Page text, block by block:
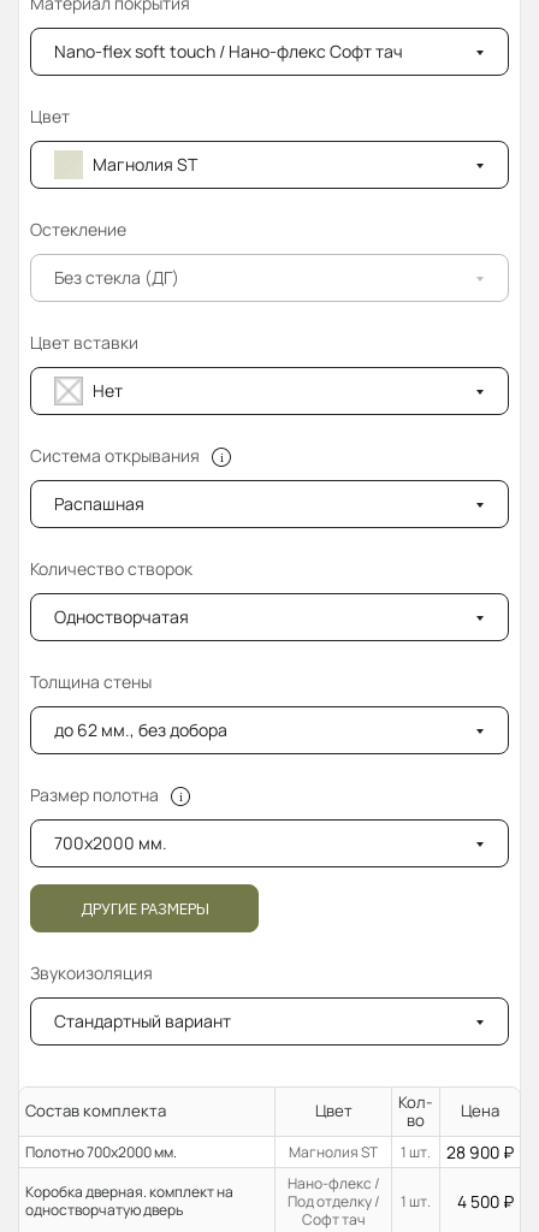
Nano-flex soft touch / Нано-флекс Софт тач
Цвет
Магнолия ST
Остекление
Без стекла (ДГ)
Цвет вставки
Нет
Система открывания
Распашная
Количество створок
Одностворчатая
Толщина стены
до 62 мм., без добора
Размер полотна
700x2000 мм.
ДРУГИЕ РАЗМЕРЫ
Звукоизоляция
Стандартный вариант
Состав комплекта Цвет
Кол-
во
Цена
Полотно 700x2000 мм. Магнолия ST 1 шт. 28 900 ₽
Коробка дверная. комплект на
одностворчатую дверь
Нано-флекс /
Под отделку /
Софт тач
1 шт. 4 500 ₽